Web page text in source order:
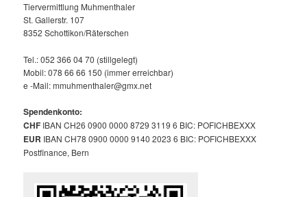
Tiervermittlung Muhmenthaler
St. Gallerstr. 107
8352 Schottikon/Räterschen
Tel.: 052 366 04 70 (stillgelegt)
Mobil: 078 66 66 150 (immer erreichbar)
e -Mail: mmuhmenthaler@gmx.net
Spendenkonto:
CHF IBAN CH26 0900 0000 8729 3119 6 BIC: POFICHBEXXX
EUR IBAN CH78 0900 0000 9140 2023 6 BIC: POFICHBEXXX
Postfinance, Bern